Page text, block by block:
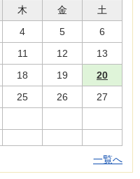
木 金
土
4 5
6
11 12
13
18 19
20
25 26
27
一覧へ